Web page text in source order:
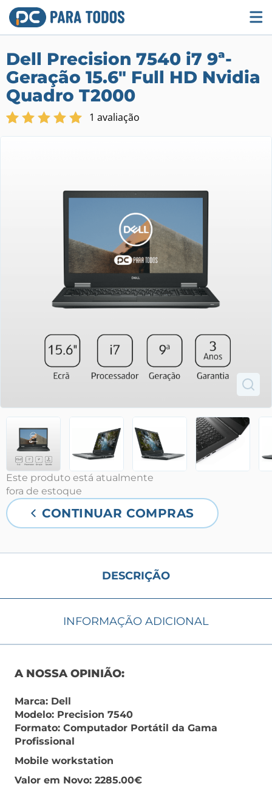
Skip
to
content
Dell Precision 7540 i7 9ª-
Geração 15.6" Full HD Nvidia
Quadro T2000
Classificado
1
1 avaliação
Este produto está atualmente
fora de estoque
CONTINUAR COMPRAS
DESCRIÇÃO
INFORMAÇÃO ADICIONAL
A NOSSA OPINIÃO:
Marca: Dell
Modelo: Precision 7540
Formato: Computador Portátil da Gama
Profissional
Mobile workstation
Valor em Novo: 2285.00€